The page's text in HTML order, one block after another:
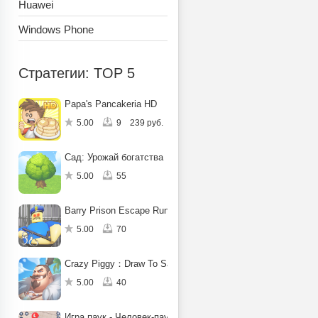
Huawei
Windows Phone
Стратегии: TOP 5
Papa's Pancakeria HD
5.00 9 239 руб.
Сад: Урожай богатства
5.00 55
Barry Prison Escape Run Obby
5.00 70
Crazy Piggy：Draw To Save
5.00 40